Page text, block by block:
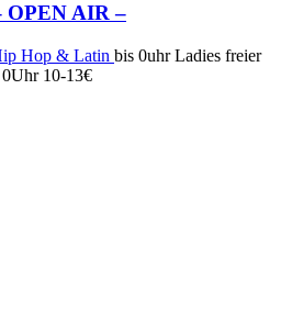
AIR –
Hop & Latin bis 0uhr Ladies freier
10-13€